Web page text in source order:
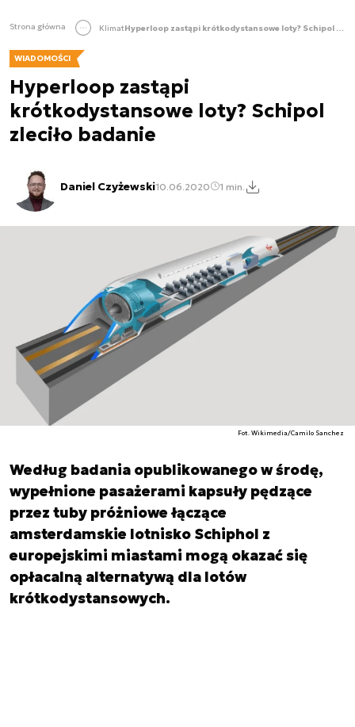
Strona główna Klimat Hyperloop zastąpi krótkodystansowe loty? Schipol zleciło badanie
WIADOMOŚCI
Hyperloop zastąpi
krótkodystansowe loty? Schipol
zleciło badanie
Daniel Czyżewski10.06.2020 1 min.
Fot. Wikimedia/Camilo Sanchez
Według badania opublikowanego w środę,
wypełnione pasażerami kapsuły pędzące
przez tuby próżniowe łączące
amsterdamskie lotnisko Schiphol z
europejskimi miastami mogą okazać się
opłacalną alternatywą dla lotów
krótkodystansowych.